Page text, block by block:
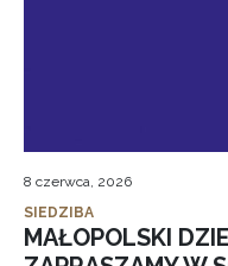
8 czerwca, 2026
SIEDZIBA
MAŁOPOLSKI